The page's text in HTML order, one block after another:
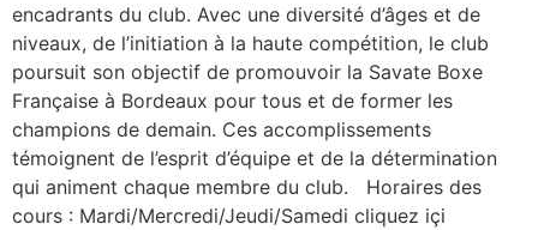
encadrants du club. Avec une diversité d’âges et de
niveaux, de l’initiation à la haute compétition, le club
poursuit son objectif de promouvoir la Savate Boxe
Française à Bordeaux pour tous et de former les
champions de demain. Ces accomplissements
témoignent de l’esprit d’équipe et de la détermination
qui animent chaque membre du club. Horaires des
cours : Mardi/Mercredi/Jeudi/Samedi cliquez içi